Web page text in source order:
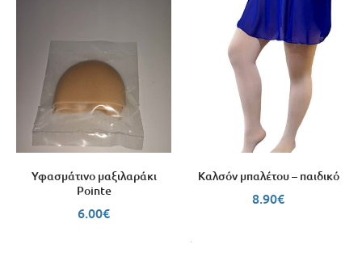
Υφασμάτινο μαξιλαράκι
Pointe
6.00€
Καλσόν μπαλέτου – παιδικό
8.90€